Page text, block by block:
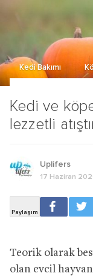
Kedi ve
lezzetli
Kedi Bakımı
Uplifers
17 Haziran
Teorik olarak
olan evcil